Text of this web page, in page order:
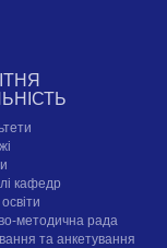
кафедр
методична рада
та анкетування